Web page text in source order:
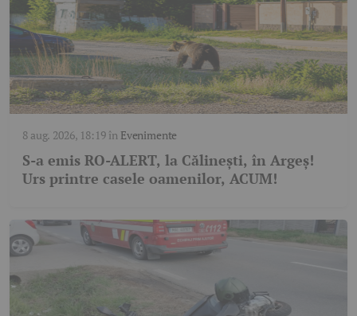
8 aug. 2026, 18:19în Evenimente
S-a emis RO-ALERT, la Călinești, în Argeș!
Urs printre casele oamenilor, ACUM!